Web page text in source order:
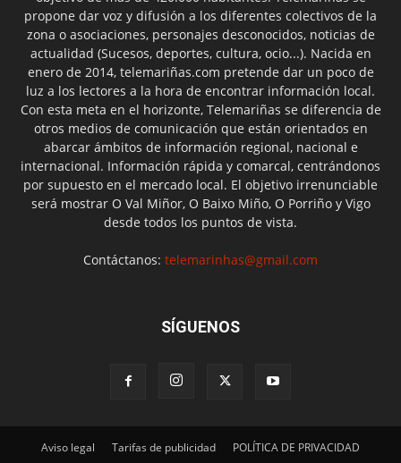
propone dar voz y difusión a los diferentes colectivos de la
zona o asociaciones, personajes desconocidos, noticias de
actualidad (Sucesos, deportes, cultura, ocio...). Nacida en
enero de 2014, telemariñas.com pretende dar un poco de
luz a los lectores a la hora de encontrar información local.
Con esta meta en el horizonte, Telemariñas se diferencia de
otros medios de comunicación que están orientados en
abarcar ámbitos de información regional, nacional e
internacional. Información rápida y comarcal, centrándonos
por supuesto en el mercado local. El objetivo irrenunciable
será mostrar O Val Miñor, O Baixo Miño, O Porriño y Vigo
desde todos los puntos de vista.
Contáctanos: telemarinhas@gmail.com
SÍGUENOS
Aviso legal Tarifas de publicidad POLÍTICA DE PRIVACIDAD